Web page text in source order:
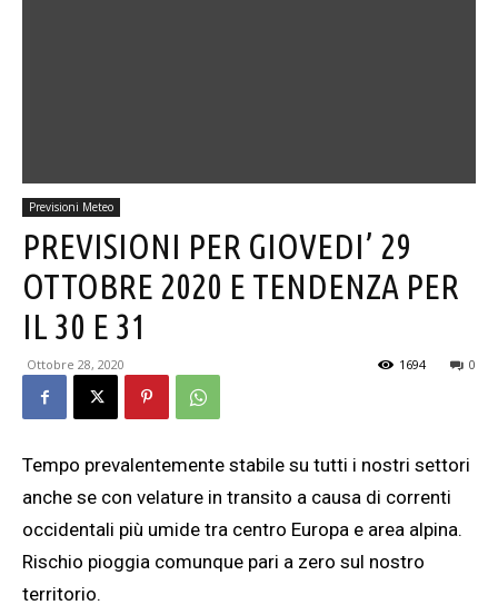
Previsioni Meteo
PREVISIONI PER GIOVEDI’ 29
OTTOBRE 2020 E TENDENZA PER
IL 30 E 31
Ottobre 28, 2020 0
1694
Tempo prevalentemente stabile su tutti i nostri settori
anche se con velature in transito a causa di correnti
occidentali più umide tra centro Europa e area alpina.
Rischio pioggia comunque pari a zero sul nostro
territorio.